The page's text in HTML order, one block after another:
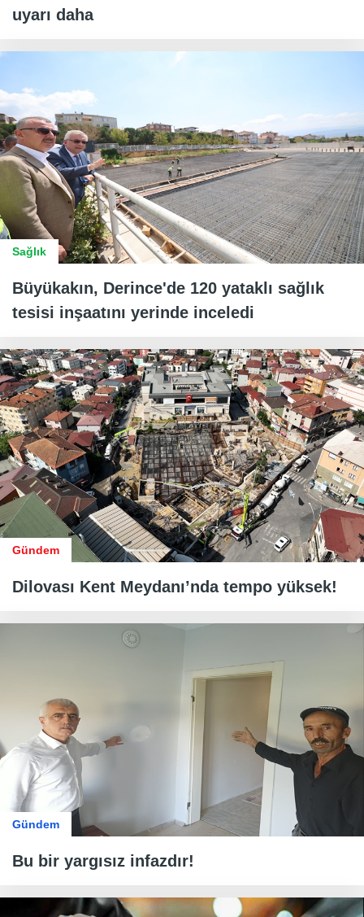
uyarı daha
Sağlık
Büyükakın, Derince'de 120 yataklı sağlık
tesisi inşaatını yerinde inceledi
Gündem
Dilovası Kent Meydanı’nda tempo yüksek!
Gündem
Bu bir yargısız infazdır!